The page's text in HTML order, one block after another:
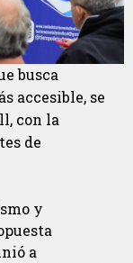
busca
accesible, se
con la
de
y
a